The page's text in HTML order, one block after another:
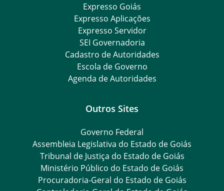
Expresso Goiás
Expresso Aplicações
Expresso Servidor
SEI Governadoria
Cadastro de Autoridades
Escola de Governo
Agenda de Autoridades
Outros Sites
Governo Federal
Assembleia Legislativa do Estado de Goiás
Tribunal de Justiça do Estado de Goiás
Ministério Público do Estado de Goiás
Procuradoria-Geral do Estado de Goiás